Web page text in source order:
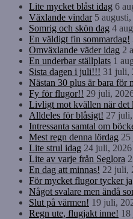
Lite mycket blåst idag 6
Växlande vindar 5
Somrig och skön dag 4
En väldigt fin sommardag!
Omväxlande väder idag 2
En underbar ställplats 1
Sista dagen i juli!!! 31 juli,
Nästan 30 plus är bara för
Fy för flugor!! 29 juli,
Livligt mot kvällen när det
Alldeles för blåsigt! 27
Intressanta samtal om
Mest regn denna lördag
Lite strul idag 24 juli, 2026
Lite av varje från Seglora
En dag att minnas! 22 juli,
För mycket flugor tycker
Något svalare men ändå
Slut på värmen! 19 juli,
Regn ute, flugjakt inne!